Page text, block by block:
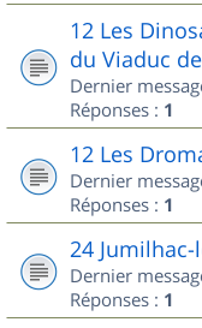
12 Les
du Viaduc
Dernier
Réponses : 1
12 Les
Dernier
Réponses : 1
24
Dernier
Réponses : 1